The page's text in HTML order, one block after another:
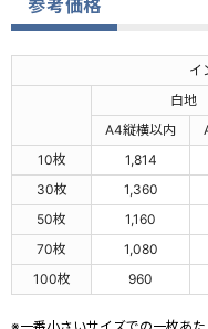
参考価格
イ
白地
A4縦横以内
10枚
1,814
30枚
1,360
50枚
1,160
70枚
1,080
100枚
960